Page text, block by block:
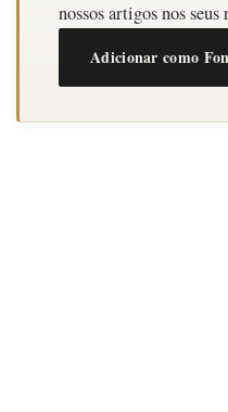
nossos artigos nos seus
Adicionar como